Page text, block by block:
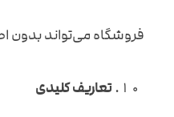
فروشگاه می‌تواند بدون
تعاریف کلیدی